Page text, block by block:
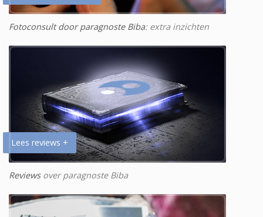
Fotoconsult door paragnoste Biba: extra inzichten
Lees reviews +
Reviewsover paragnoste Biba